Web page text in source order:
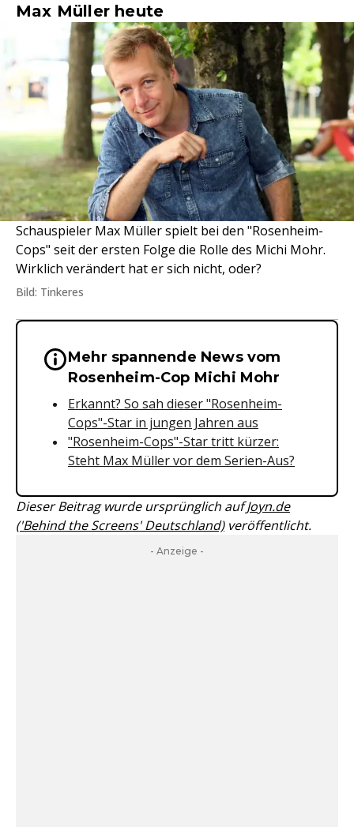
Max Müller heute
Schauspieler Max Müller spielt bei den "Rosenheim-
Cops" seit der ersten Folge die Rolle des Michi Mohr.
Wirklich verändert hat er sich nicht, oder?
Bild: Tinkeres
Wichtige Hinweise &
Mehr spannende News vom
Rosenheim-Cop Michi Mohr
Erkannt? So sah dieser "Rosenheim-
Cops"-Star in jungen Jahren aus
"Rosenheim-Cops"-Star tritt kürzer:
Steht Max Müller vor dem Serien-Aus?
Dieser Beitrag wurde ursprünglich aufJoyn.de
('Behind the Screens' Deutschland)veröffentlicht.
- Anzeige -